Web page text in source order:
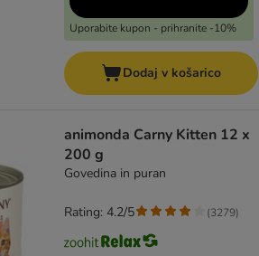
Uporabite kupon - prihranite -10%
Dodaj v košarico
animonda Carny Kitten 12 x
200 g
Govedina in puran
Rating: 4.2/5 (3279)